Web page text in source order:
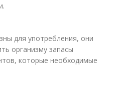
для употребления, они
организму запасы
которые необходимые